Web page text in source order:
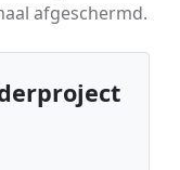
afgeschermd.